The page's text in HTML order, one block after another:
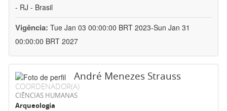
- RJ - Brasil
Vigência: Tue Jan 03 00:00:00 BRT 2023-Sun Jan 31
00:00:00 BRT 2027
André Menezes Strauss
COORDENADOR(A)
CIÊNCIAS HUMANAS
Arqueologia